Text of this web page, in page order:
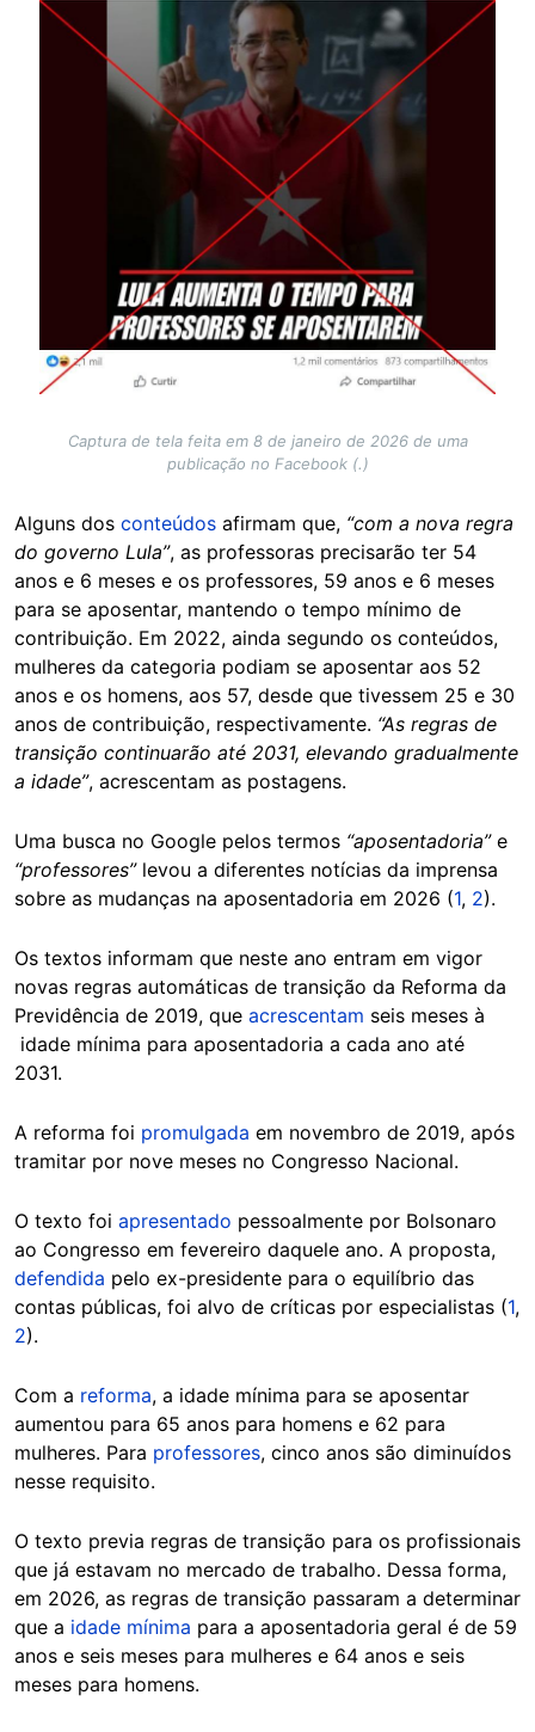
Image
Captura de tela feita em 8 de janeiro de 2026 de uma
publicação no Facebook (.)
Alguns dos conteúdos afirmam que, “com a nova regra
do governo Lula”, as professoras precisarão ter 54
anos e 6 meses e os professores, 59 anos e 6 meses
para se aposentar, mantendo o tempo mínimo de
contribuição. Em 2022, ainda segundo os conteúdos,
mulheres da categoria podiam se aposentar aos 52
anos e os homens, aos 57, desde que tivessem 25 e 30
anos de contribuição, respectivamente. “As regras de
transição continuarão até 2031, elevando gradualmente
a idade”, acrescentam as postagens.
Uma busca no Google pelos termos “aposentadoria”e
“professores”levou a diferentes notícias da imprensa
sobre as mudanças na aposentadoria em 2026 (1, 2).
Os textos informam que neste ano entram em vigor
novas regras automáticas de transição da Reforma da
Previdência de 2019, que acrescentam seis meses à
idade mínima para aposentadoria a cada ano até
2031.
A reforma foi promulgada em novembro de 2019, após
tramitar por nove meses no Congresso Nacional.
O texto foi apresentado pessoalmente por Bolsonaro
ao Congresso em fevereiro daquele ano. A proposta,
defendida pelo ex-presidente para o equilíbrio das
contas públicas, foi alvo de críticas por especialistas (1,
2).
Com a reforma, a idade mínima para se aposentar
aumentou para 65 anos para homens e 62 para
mulheres. Para professores, cinco anos são diminuídos
nesse requisito.
O texto previa regras de transição para os profissionais
que já estavam no mercado de trabalho. Dessa forma,
em 2026, as regras de transição passaram a determinar
que a idade mínima para a aposentadoria geral é de 59
anos e seis meses para mulheres e 64 anos e seis
meses para homens.